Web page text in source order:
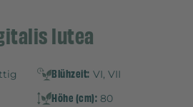
lutea
Blühzeit: VI, VII
Höhe (cm): 80